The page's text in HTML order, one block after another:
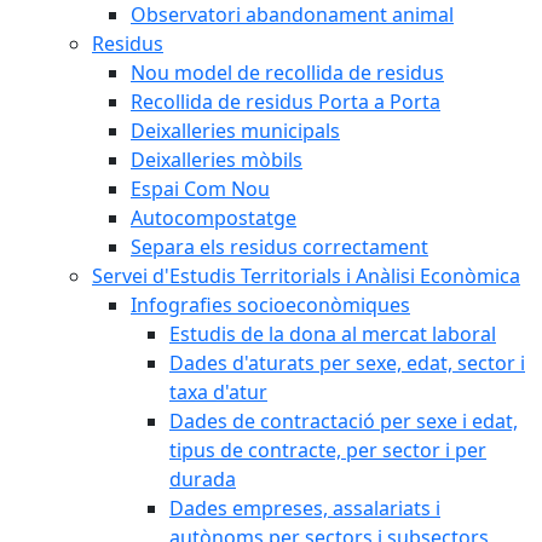
Observatori abandonament animal
Residus
Nou model de recollida de residus
Recollida de residus Porta a Porta
Deixalleries municipals
Deixalleries mòbils
Espai Com Nou
Autocompostatge
Separa els residus correctament
Servei d'Estudis Territorials i Anàlisi Econòmica
Infografies socioeconòmiques
Estudis de la dona al mercat laboral
Dades d'aturats per sexe, edat, sector i
taxa d'atur
Dades de contractació per sexe i edat,
tipus de contracte, per sector i per
durada
Dades empreses, assalariats i